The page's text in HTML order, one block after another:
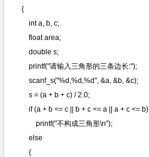
{
int a, b, c;
float area;
double s;
printf("请输入三角形的三条边长:");
scanf_s("%d,%d,%d", &a, &b, &c);
s = (a + b + c) / 2.0;
if (a + b <= c || b + c <= a || a + c <= b)
printf("不构成三角形\n");
else
{